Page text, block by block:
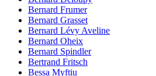
Bernard Frumer
Bernard Grasset
Bernard Lévy Aveline
Bernard Oheix
Bernard Spindler
Bertrand Fritsch
Bessa Myftiu